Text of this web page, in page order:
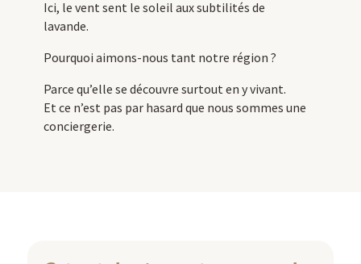
Ici, le vent sent le soleil aux subtilités de
lavande.
Pourquoi aimons-nous tant notre région ?
Parce qu’elle se découvre surtout en y vivant.
Et ce n’est pas par hasard que nous sommes une
conciergerie.